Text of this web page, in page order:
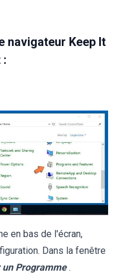
navigateur Keep It
:
en bas de l'écran,
Dans la fenêtre
un Programme .